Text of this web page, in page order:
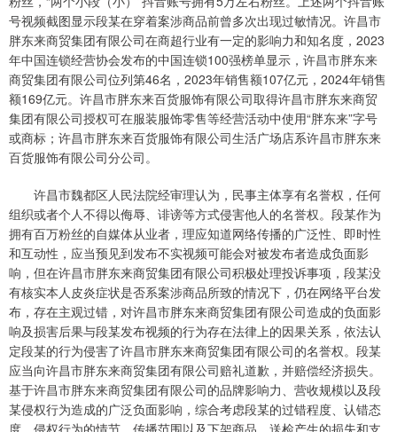
号视频截图显示段某在穿着案涉商品前曾多次出现过敏情况。许昌市
胖东来商贸集团有限公司在商超行业有一定的影响力和知名度，2023
年中国连锁经营协会发布的中国连锁100强榜单显示，许昌市胖东来
商贸集团有限公司位列第46名，2023年销售额107亿元，2024年销售
额169亿元。许昌市胖东来百货服饰有限公司取得许昌市胖东来商贸
集团有限公司授权可在服装服饰零售等经营活动中使用“胖东来”字号
或商标；许昌市胖东来百货服饰有限公司生活广场店系许昌市胖东来
百货服饰有限公司分公司。
许昌市魏都区人民法院经审理认为，民事主体享有名誉权，任何
组织或者个人不得以侮辱、诽谤等方式侵害他人的名誉权。段某作为
拥有百万粉丝的自媒体从业者，理应知道网络传播的广泛性、即时性
和互动性，应当预见到发布不实视频可能会对被发布者造成负面影
响，但在许昌市胖东来商贸集团有限公司积极处理投诉事项，段某没
有核实本人皮炎症状是否系案涉商品所致的情况下，仍在网络平台发
布，存在主观过错，对许昌市胖东来商贸集团有限公司造成的负面影
响及损害后果与段某发布视频的行为存在法律上的因果关系，依法认
定段某的行为侵害了许昌市胖东来商贸集团有限公司的名誉权。段某
应当向许昌市胖东来商贸集团有限公司赔礼道歉，并赔偿经济损失。
基于许昌市胖东来商贸集团有限公司的品牌影响力、营收规模以及段
某侵权行为造成的广泛负面影响，综合考虑段某的过错程度、认错态